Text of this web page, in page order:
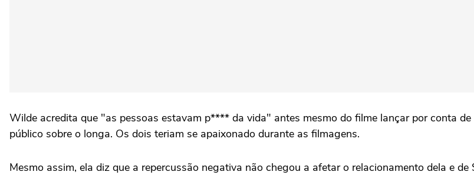
Wilde acredita que "as pessoas estavam p**** da vida" antes mesmo do filme lançar por conta
público sobre o longa. Os dois teriam se apaixonado durante as filmagens.
Mesmo assim, ela diz que a repercussão negativa não chegou a afetar o relacionamento dela e